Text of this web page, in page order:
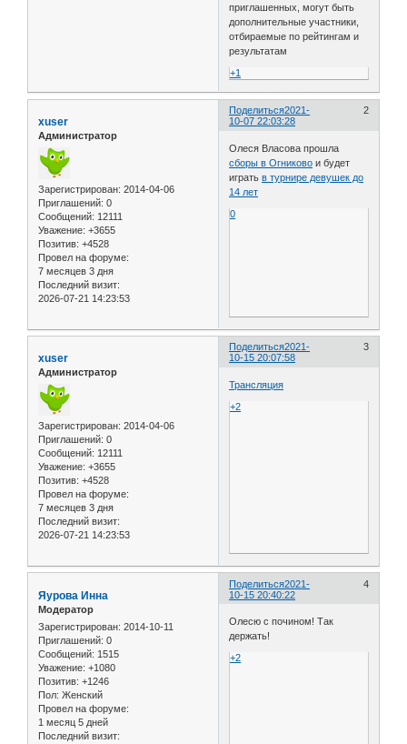
приглашенных, могут быть
дополнительные участники,
отбираемые по рейтингам и
результатам
+1
Поделиться 2
2021-
10-07 22:03:28
xuser
Администратор
Зарегистрирован: 2014-04-06
Приглашений: 0
Сообщений: 12111
Уважение: +3655
Позитив: +4528
Провел на форуме:
7 месяцев 3 дня
Последний визит:
2026-07-21 14:23:53
Олеся Власова прошла
сборы в Огниково и будет
игратьв турнире девушек до
14 лет
0
Поделиться 3
2021-
10-15 20:07:58
xuser
Администратор
Зарегистрирован: 2014-04-06
Приглашений: 0
Сообщений: 12111
Уважение: +3655
Позитив: +4528
Провел на форуме:
7 месяцев 3 дня
Последний визит:
2026-07-21 14:23:53
Трансляция
+2
Поделиться 4
2021-
10-15 20:40:22
Яурова Инна
Модератор
Зарегистрирован: 2014-10-11
Приглашений: 0
Сообщений: 1515
Уважение: +1080
Позитив: +1246
Пол: Женский
Провел на форуме:
1 месяц 5 дней
Последний визит:
Олесю с почином! Так
держать!
+2